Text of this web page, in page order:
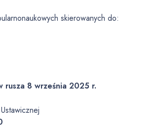
skierowanych do:
rusza 8 września 2025 r.